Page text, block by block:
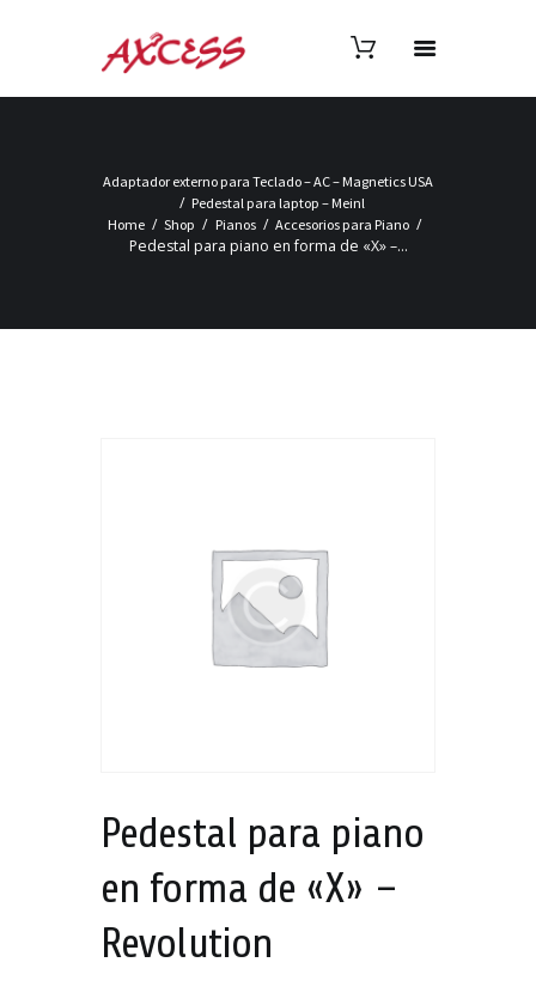
Adaptador externo para Teclado – AC – Magnetics USA
Pedestal para laptop – Meinl
Home
Shop Pianos Accesorios para Piano
Pedestal para piano en forma de «X» –...
Pedestal para piano
en forma de «X» –
Revolution